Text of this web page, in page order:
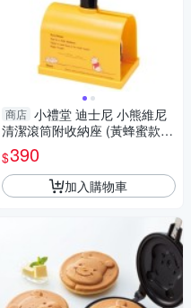
商店 小禮堂 迪士尼 小熊維尼
清潔滾筒附收納座 (黃蜂蜜款) 4
973307-578380
$390
加入購物車